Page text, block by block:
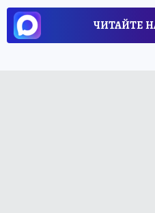
ЧИТАЙТЕ